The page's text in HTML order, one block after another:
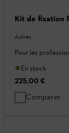
Kit de fixation
Autres
Pour les
En stock
225,00 €
Comparer